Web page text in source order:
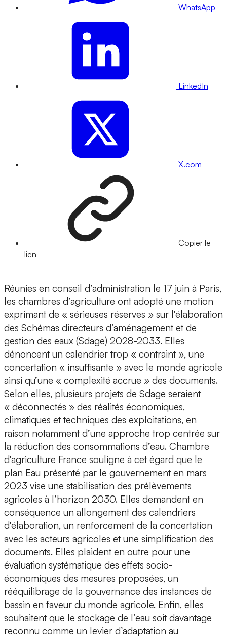
WhatsApp
LinkedIn
X.com
Copier le
lien
Réunies en conseil d’administration le 17 juin à Paris,
les chambres d’agriculture ont adopté une motion
exprimant de « sérieuses réserves » sur l'élaboration
des Schémas directeurs d’aménagement et de
gestion des eaux (Sdage) 2028-2033. Elles
dénoncent un calendrier trop « contraint », une
concertation « insuffisante » avec le monde agricole
ainsi qu’une « complexité accrue » des documents.
Selon elles, plusieurs projets de Sdage seraient
« déconnectés » des réalités économiques,
climatiques et techniques des exploitations, en
raison notamment d’une approche trop centrée sur
la réduction des consommations d’eau. Chambre
d'agriculture France souligne à cet égard que le
plan Eau présenté par le gouvernement en mars
2023 vise une stabilisation des prélèvements
agricoles à l’horizon 2030. Elles demandent en
conséquence un allongement des calendriers
d'élaboration, un renforcement de la concertation
avec les acteurs agricoles et une simplification des
documents. Elles plaident en outre pour une
évaluation systématique des effets socio-
économiques des mesures proposées, un
rééquilibrage de la gouvernance des instances de
bassin en faveur du monde agricole. Enfin, elles
souhaitent que le stockage de l’eau soit davantage
reconnu comme un levier d’adaptation au